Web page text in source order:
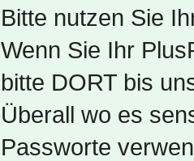
Bitte nutzen Sie
Wenn Sie Ihr
bitte DORT bis
Überall wo es
Passworte